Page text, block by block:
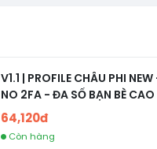
V1.1 | PROFILE CHÂU PHI
NO 2FA - ĐA SỐ BẠN BÈ CAO
64,120đ
Còn hàng